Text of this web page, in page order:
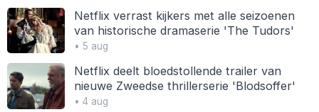
Netflix verrast kijkers met alle seizoenen
van historische dramaserie 'The Tudors'
• 5 aug
Netflix deelt bloedstollende trailer van
nieuwe Zweedse thrillerserie 'Blodsoffer'
• 4 aug